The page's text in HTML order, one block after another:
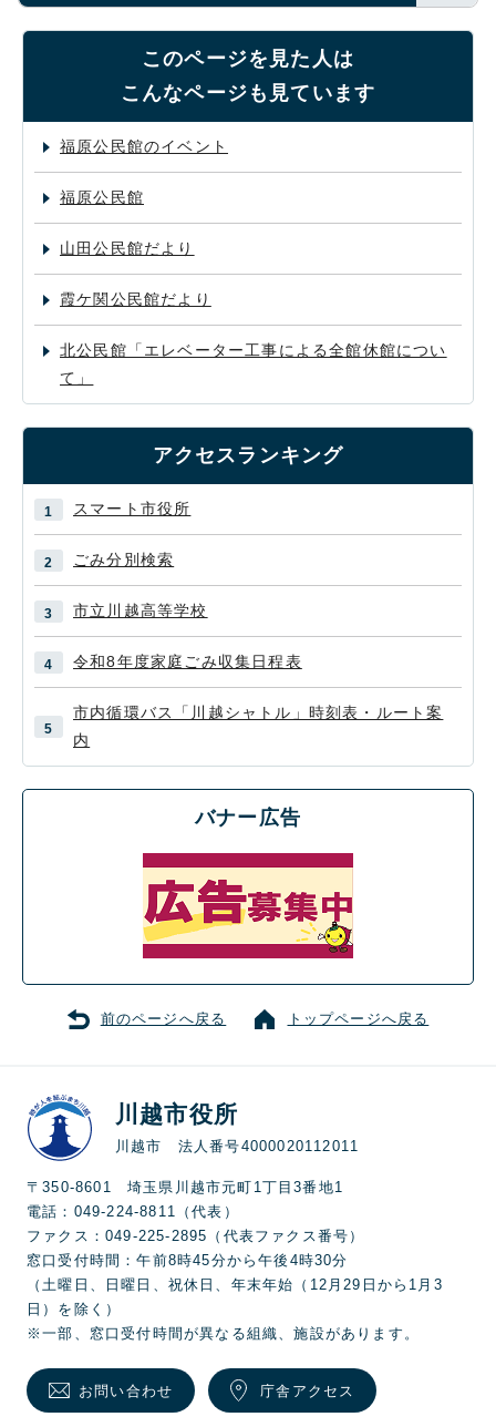
このページを見た人は
こんなページも見ています
福原公民館のイベント
福原公民館
山田公民館だより
霞ケ関公民館だより
北公民館「エレベーター工事による全館休館につい
て」
アクセスランキング
スマート市役所
ごみ分別検索
市立川越高等学校
令和8年度家庭ごみ収集日程表
市内循環バス「川越シャトル」時刻表・ルート案
内
バナー広告
前のページへ戻る トップページへ戻る
川越市役所
川越市 法人番号4000020112011
〒350-8601 埼玉県川越市元町1丁目3番地1
電話：049-224-8811（代表）
ファクス：049-225-2895（代表ファクス番号）
窓口受付時間：午前8時45分から午後4時30分
（土曜日、日曜日、祝休日、年末年始（12月29日から1月3
日）を除く）
※一部、窓口受付時間が異なる組織、施設があります。
お問い合わせ 庁舎アクセス